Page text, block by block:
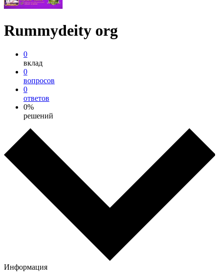
Rummydeity org
0
вклад
0
вопросов
0
ответов
0%
решений
Информация